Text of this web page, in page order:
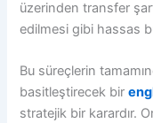
üzerinden transfer
edilmesi gibi hassas
Bu süreçlerin
basitleştirecek bir
stratejik bir karardır.